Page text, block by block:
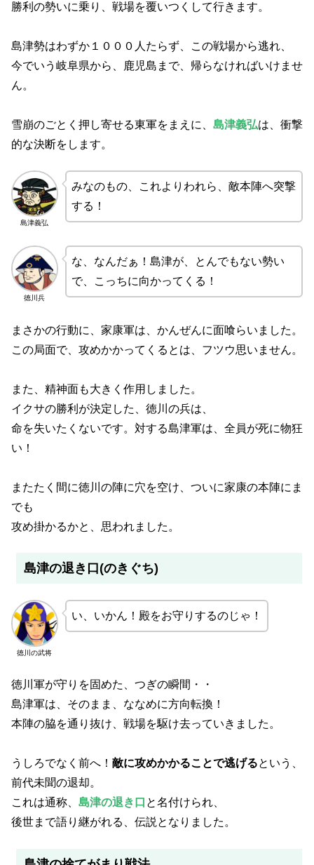
勝利の勢いに乗り、戦場を覆いつくして行きます。
島津勢はわずか１０００人たらず、この戦場から逃れ、
今でいう岐阜県から、鹿児島まで、帰らなければいけませ
ん。
雪崩のごとく押し寄せる東軍をまえに、 島津義弘は、衝撃
的な決断をします。
島津義弘
みなのもの、これよりわれら、敵本陣へ突撃
する！
徳川兵
な、なんだぁ！島津が、とんでもない勢い
で、こっちに向かってくる！
まさかの行動に、家康軍は、かんぜんに面喰らいました。
この局面で、攻めかかってくるとは、フツウ思いません。
また、精神面も大きく作用しました。
イクサの勝利が決定した、徳川の兵は、
命を失いたくないです。対する島津軍は、全員が死に物狂
い！
またたく間に徳川の陣に穴を空け、ついに家康の本陣にま
でも
攻め掛かるかと、思われました。
島津の退き口(のきぐち)
徳川の武将
い、いかん！殿をお守りするのじゃ！
徳川軍が守りを固めた、つぎの瞬間・・
島津軍は、そのまま、ななめに方向転換！
本陣の脇を通り抜け、戦場を駆け去っていきました。
うしろでなく前へ！ 敵に攻めかかることで逃げるという、
前代未聞の退却。
これは通称、 島津の退き口 と名付けられ、
後世まで語り継がれる、伝説となりました。